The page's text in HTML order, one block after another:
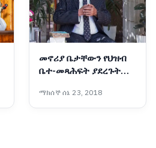
መኖሪያ ቤታቸውን የህዝብ
ቤተ-መጻሕፍት ያደረጉት
ማክሰኞ ሰኔ 23, 2018